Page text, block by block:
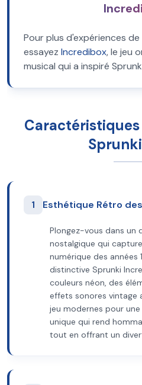
Pour plus d'expériences
essayez Incredibox, le jeu
musical qui a inspiré
1 Esthétique Rétro
Plongez-vous dans un
nostalgique qui
numérique des années
distinctive Sprunki
couleurs néon, des
effets sonores vintage
jeu modernes pour
unique qui rend
tout en offrant un